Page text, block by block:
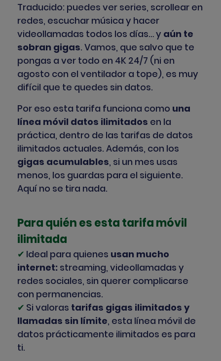
Traducido: puedes ver series, scrollear en
redes, escuchar música y hacer
videollamadas todos los días… y aún te
sobran gigas. Vamos, que salvo que te
pongas a ver todo en 4K 24/7 (ni en
agosto con el ventilador a tope), es muy
difícil que te quedes sin datos.
Por eso esta tarifa funciona como una
línea móvil datos ilimitados en la
práctica, dentro de las tarifas de datos
ilimitados actuales. Además, con los
gigas acumulables, si un mes usas
menos, los guardas para el siguiente.
Aquí no se tira nada.
Para quién es esta tarifa móvil
ilimitada
✔ Ideal para quienes usan mucho
internet: streaming, videollamadas y
redes sociales, sin querer complicarse
con permanencias.
✔ Si valoras tarifas gigas ilimitados y
llamadas sin límite, esta línea móvil de
datos prácticamente ilimitados es para
ti.